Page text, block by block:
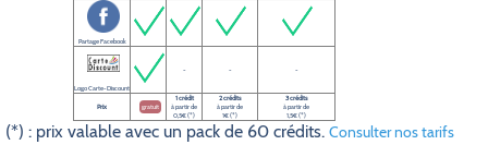
Partage Facebook
Logo Carte-Discount
- - -
Prix gratuit
1 crédit
à partir de
0,5€ (*)
2 crédits
à partir de
1€ (*)
3 crédits
à partir de
1,5€ (*)
(*) : prix valable avec un pack de 60 crédits. Consulter nos tarifs